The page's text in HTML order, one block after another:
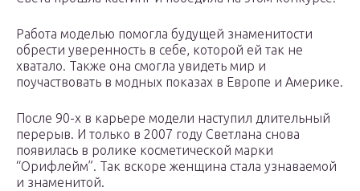
Работа моделью помогла будущей знаменитости
обрести уверенность в себе, которой ей так не
хватало. Также она смогла увидеть мир и
поучаствовать в модных показах в Европе и Америке.
После 90-х в карьере модели наступил длительный
перерыв. И только в 2007 году Светлана снова
появилась в ролике косметической марки
“Орифлейм”. Так вскоре женщина стала узнаваемой
и знаменитой.